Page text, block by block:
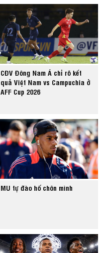
CĐV Đông Nam Á chỉ rõ kết
quả Việt Nam vs Campuchia ở
AFF Cup 2026
MU tự đào hố chôn mình